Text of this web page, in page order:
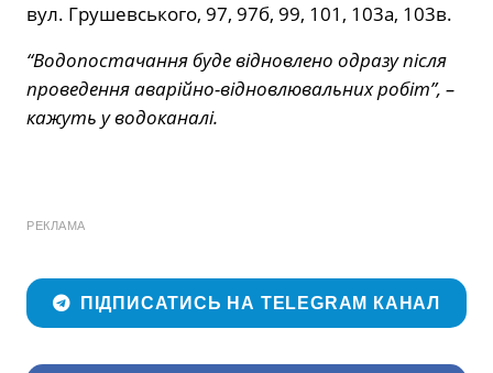
вул. Грушевського, 97, 97б, 99, 101, 103а, 103в.
“Водопостачання буде відновлено одразу після
проведення аварійно-відновлювальних робіт”, –
кажуть у водоканалі.
РЕКЛАМА
ПІДПИСАТИСЬ НА TELEGRAM КАНАЛ